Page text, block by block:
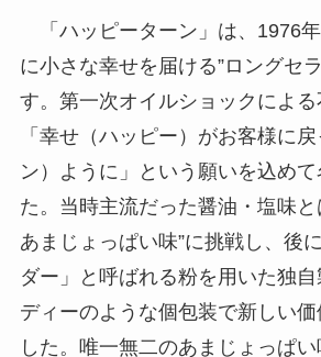
「ハッピーターン」は、1976年
に小さな幸せを届ける”ロングセ
す。第一次オイルショックによる
「幸せ（ハッピー）がお客様に
ン）ように」という願いを込め
た。当時主流だった醤油・塩味と
あまじょっぱい味”に挑戦し、後
ダー」と呼ばれる粉を用いた独
ディーのような個包装で新しい価
した。唯一無二のあまじょっぱ